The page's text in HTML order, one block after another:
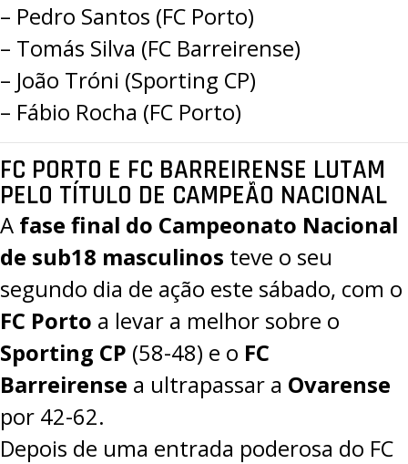
– Pedro Santos (FC Porto)
– Tomás Silva (FC Barreirense)
– João Tróni (Sporting CP)
– Fábio Rocha (FC Porto)
FC PORTO E FC BARREIRENSE LUTAM
PELO TÍTULO DE CAMPEÃO NACIONAL
A fase final do Campeonato Nacional
de sub18 masculinos teve o seu
segundo dia de ação este sábado, com o
FC Porto a levar a melhor sobre o
Sporting CP (58-48) e o FC
Barreirense a ultrapassar a Ovarense
por 42-62.
Depois de uma entrada poderosa do FC